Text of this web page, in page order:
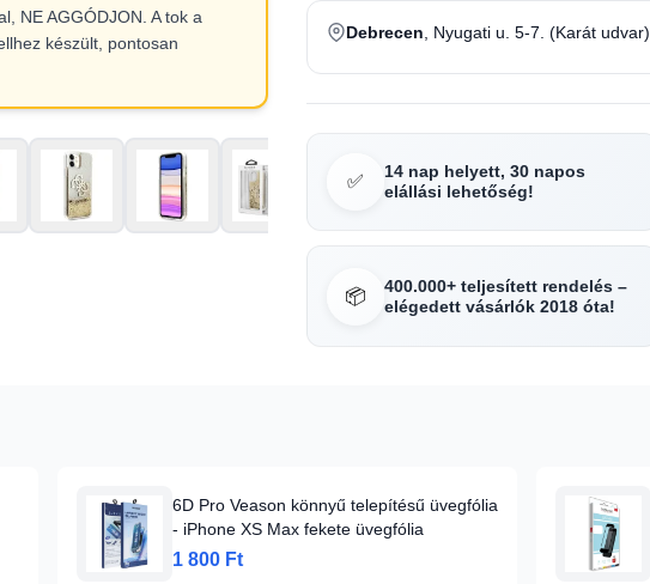
NE AGGÓDJON. A tok a
készült, pontosan
Debrecen , Nyugati u. 5-7. (Karát udvar)
✅
14 nap helyett, 30 napos
elállási lehetőség!
📦
400.000+ teljesített rendelés –
elégedett vásárlók 2018 óta!
6D Pro Veason könnyű telepítésű üvegfólia
- iPhone XS Max fekete üvegfólia
1 800 Ft